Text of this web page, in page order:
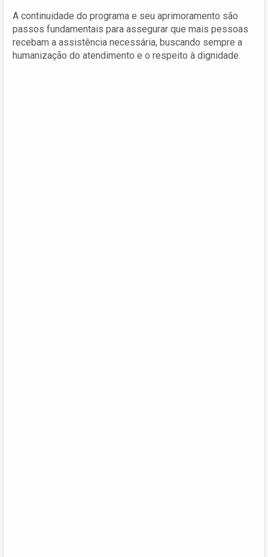
A continuidade do programa e seu aprimoramento são
passos fundamentais para assegurar que mais pessoas
recebam a assistência necessária, buscando sempre a
humanização do atendimento e o respeito à dignidade.